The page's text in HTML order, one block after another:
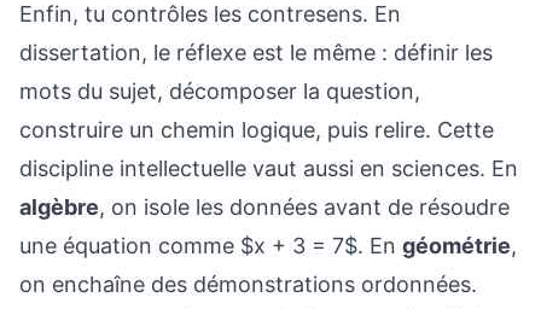
Enfin, tu contrôles les contresens. En
dissertation, le réflexe est le même : définir les
mots du sujet, décomposer la question,
construire un chemin logique, puis relire. Cette
discipline intellectuelle vaut aussi en sciences. En
algèbre, on isole les données avant de résoudre
une équation comme $x + 3 = 7$. En géométrie,
on enchaîne des démonstrations ordonnées.